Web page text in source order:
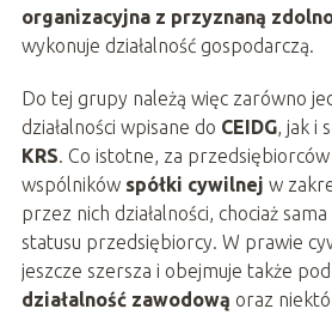
organizacyjna z przyznaną
wykonuje działalność gospodarczą.
Do tej grupy należą więc zarówno
działalności wpisane do CEIDG, jak i
KRS. Co istotne, za
wspólników spółki cywilnej w
przez nich działalności, chociaż
statusu przedsiębiorcy. W prawie
jeszcze szersza i obejmuje także
działalność zawodową oraz